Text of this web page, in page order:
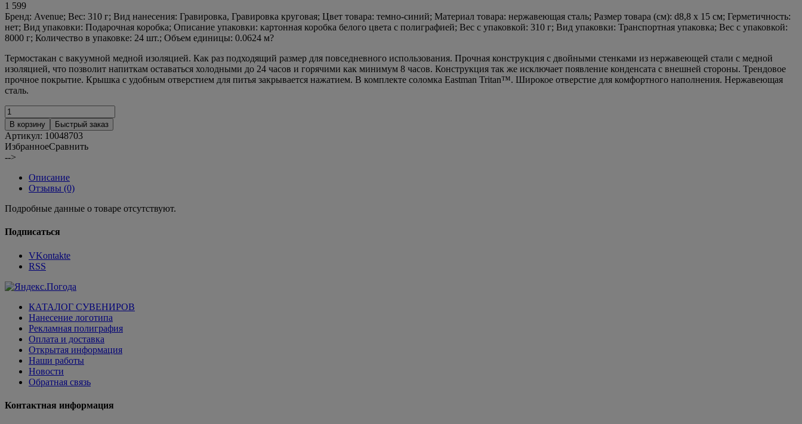
1 599
Бренд: Avenue; Вес: 310 г; Вид нанесения: Гравировка, Гравировка круговая; Цвет товара: темно-синий; Материал товара: нержавеющая cталь; Размер товара (см): d8,8 х 15 см; Герметичность:
нет; Вид упаковки: Подарочная коробка; Описание упаковки: картонная коробка белого цвета с полиграфией; Вес с упаковкой: 310 г; Вид упаковки: Транспортная упаковка; Вес с упаковкой:
8000 г; Количество в упаковке: 24 шт.; Объем единицы: 0.0624 м?
Термостакан с вакуумной медной изоляцией. Как раз подходящий размер для повседневного использования. Прочная конструкция с двойными стенками из нержавеющей стали с медной
изоляцией, что позволит напиткам оставаться холодными до 24 часов и горячими как минимум 8 часов. Конструкция так же исключает появление конденсата с внешней стороны. Трендовое
прочное покрытие. Крышка с удобным отверстием для питья закрывается нажатием. В комплекте соломка Eastman Tritan™. Широкое отверстие для комфортного наполнения. Нержавеющая
сталь.
В корзину Быстрый заказ
Артикул: 10048703
ИзбранноеСравнить
-->
Описание
Отзывы (0)
Подробные данные о товаре отсутствуют.
Подписаться
VKontakte
RSS
КАТАЛОГ СУВЕНИРОВ
Нанесение логотипа
Рекламная полиграфия
Оплата и доставка
Открытая информация
Наши работы
Новости
Обратная связь
Контактная информация